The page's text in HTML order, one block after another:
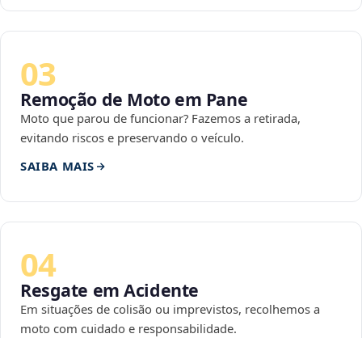
03
Remoção de Moto em Pane
Moto que parou de funcionar? Fazemos a retirada,
evitando riscos e preservando o veículo.
SAIBA MAIS
04
Resgate em Acidente
Em situações de colisão ou imprevistos, recolhemos a
moto com cuidado e responsabilidade.